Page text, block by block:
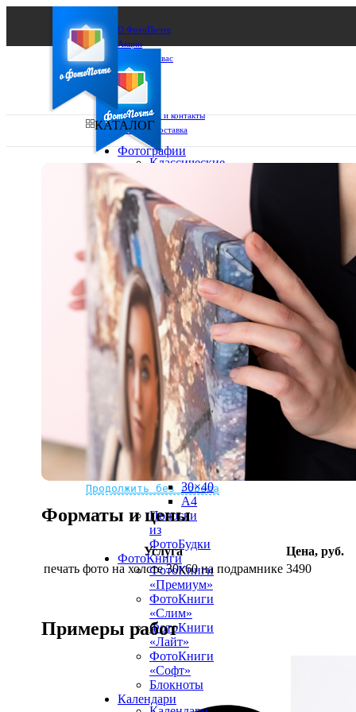
О ФотоПочте
Акции
Сделаем за вас
Бизнесу
FAQ
Франшиза
Поддержка и контакты
Оплата и доставка
Ваш город:
Ваш регион доставки
Выберите из списка:
Не нашли Ваш город?
Мы доставляем по всему миру
Продолжить без города
КАТАЛОГ
Фотографии
Классические
10х15
13х18
15х15
15х20
20х20
20х30
30х30
30х40
А4
Фото
в
рамке
10х10
10×15
13×18
15×15
15×20
20×20
20×30
30×30
30×40
A4
Полоски
из
ФотоБудки
ФотоКниги
ФотоКниги
«Премиум»
ФотоКниги
«Слим»
ФотоКниги
«Лайт»
ФотоКниги
«Софт»
Блокноты
Календари
Форматы и цены
Услуга
Цена, руб.
печать фото на холсте 30х60 на подрамнике 3490
Примеры работ